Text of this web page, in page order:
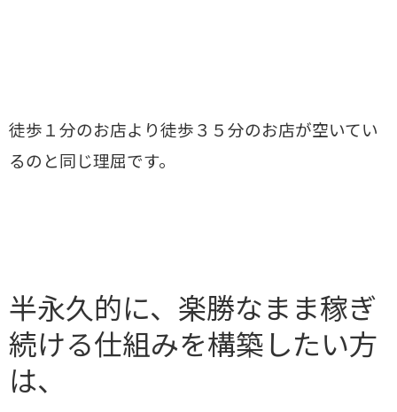
徒歩１分のお店より徒歩３５分のお店が空いてい
るのと同じ理屈です。
半永久的に、楽勝なまま稼ぎ
続ける仕組みを構築したい方
は、